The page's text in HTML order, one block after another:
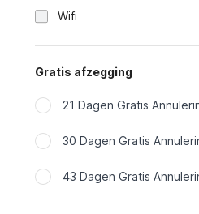
Wifi
Gratis afzegging
21 Dagen Gratis
30 Dagen Gratis
43 Dagen Gratis